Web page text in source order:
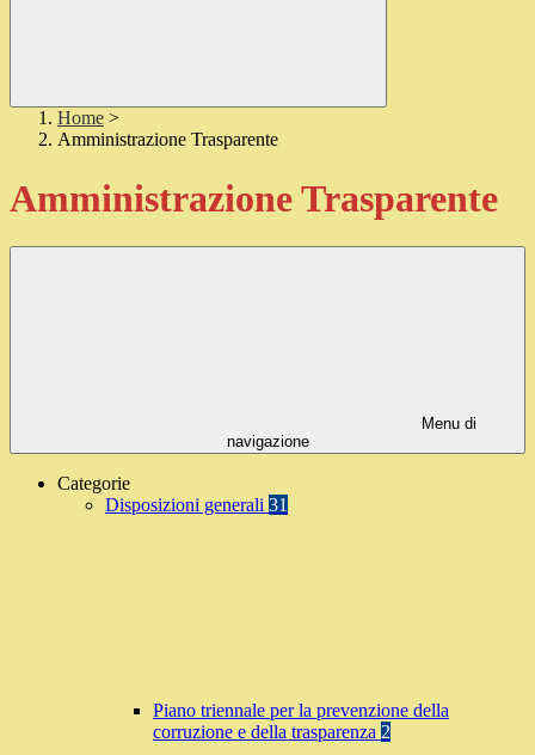
Home >
Amministrazione Trasparente
Amministrazione Trasparente
Menu di
navigazione
Categorie
Disposizioni generali 31
Piano triennale per la prevenzione della
corruzione e della trasparenza 2